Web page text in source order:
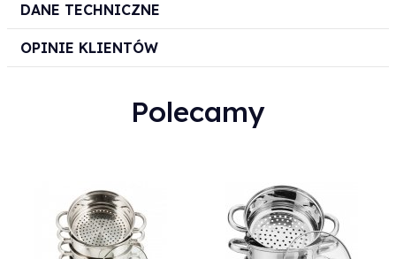
DANE TECHNICZNE
OPINIE KLIENTÓW
Polecamy